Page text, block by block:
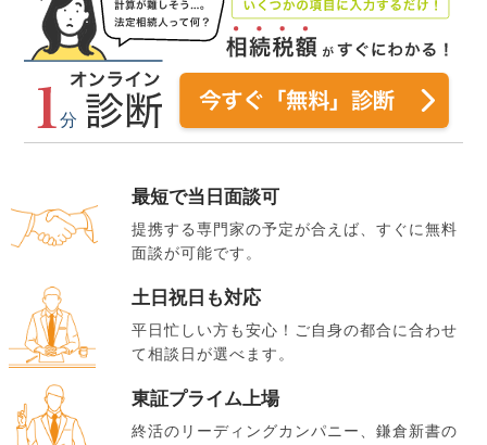
最短で当日面談可
提携する専門家の予定が合えば、すぐに無料
面談が可能です。
土日祝日も対応
平日忙しい方も安心！ご自身の都合に合わせ
て相談日が選べます。
東証プライム上場
終活のリーディングカンパニー、鎌倉新書の